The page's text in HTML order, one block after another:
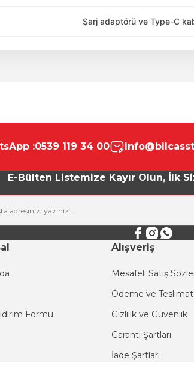
Şarj adaptörü ve Type-C
Gönder
:0539 119 34 00
E-Bülten Listemize Kayır Olun, İlk
Formu
Alışveriş
Mesafeli Satış
Ödeme ve Teslimat
Gizlilik ve Güvenlik
Garanti Şartları
İade Şartları